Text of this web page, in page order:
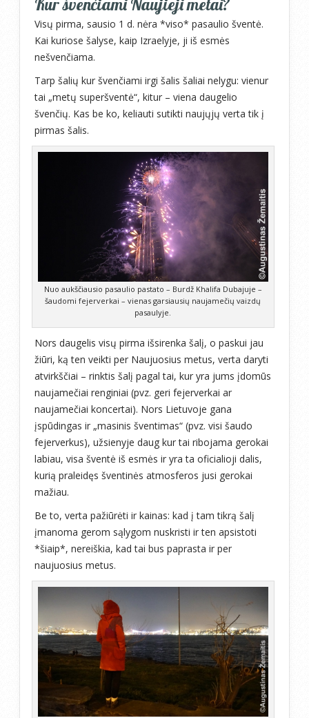
Kur švenčiami Naujieji metai?
Visų pirma, sausio 1 d. nėra *viso* pasaulio šventė.
Kai kuriose šalyse, kaip Izraelyje, ji iš esmės
nešvenčiama.
Tarp šalių kur švenčiami irgi šalis šaliai nelygu: vienur
tai „metų superšventė“, kitur – viena daugelio
švenčių. Kas be ko, keliauti sutikti naujųjų verta tik į
pirmas šalis.
Nuo aukščiausio pasaulio pastato – Burdž Khalifa Dubajuje –
šaudomi fejerverkai – vienas garsiausių naujamečių vaizdų
pasaulyje.
Nors daugelis visų pirma išsirenka šalį, o paskui jau
žiūri, ką ten veikti per Naujuosius metus, verta daryti
atvirkščiai – rinktis šalį pagal tai, kur yra jums įdomūs
naujamečiai renginiai (pvz. geri fejerverkai ar
naujamečiai koncertai). Nors Lietuvoje gana
įspūdingas ir „masinis šventimas“ (pvz. visi šaudo
fejerverkus), užsienyje daug kur tai ribojama gerokai
labiau, visa šventė iš esmės ir yra ta oficialioji dalis,
kurią praleidęs šventinės atmosferos jusi gerokai
mažiau.
Be to, verta pažiūrėti ir kainas: kad į tam tikrą šalį
įmanoma gerom sąlygom nuskristi ir ten apsistoti
*šiaip*, nereiškia, kad tai bus paprasta ir per
naujuosius metus.